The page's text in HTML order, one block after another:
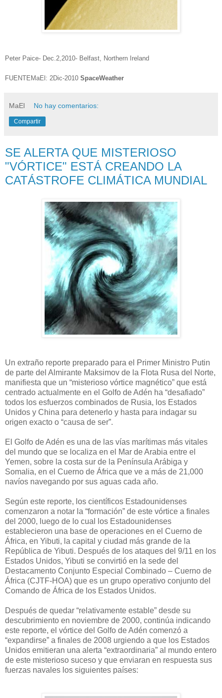
Peter Paice- Dec.2,2010- Belfast, Northern Ireland
FUENTEMaEl: 2Dic-2010 SpaceWeather
MaEl No hay comentarios:
Compartir
SE ALERTA QUE MISTERIOSO
"VÓRTICE" ESTÁ CREANDO LA
CATÁSTROFE CLIMÁTICA MUNDIAL
Un extraño reporte preparado para el Primer Ministro Putin
de parte del Almirante Maksimov de la Flota Rusa del Norte,
manifiesta que un “misterioso vórtice magnético” que está
centrado actualmente en el Golfo de Adén ha “desafiado”
todos los esfuerzos combinados de Rusia, los Estados
Unidos y China para detenerlo y hasta para indagar su
origen exacto o “causa de ser”.
El Golfo de Adén es una de las vías marítimas más vitales
del mundo que se localiza en el Mar de Arabia entre el
Yemen, sobre la costa sur de la Península Arábiga y
Somalia, en el Cuerno de África que ve a más de 21,000
navíos navegando por sus aguas cada año.
Según este reporte, los científicos Estadounidenses
comenzaron a notar la “formación” de este vórtice a finales
del 2000, luego de lo cual los Estadounidenses
establecieron una base de operaciones en el Cuerno de
África, en Yibuti, la capital y ciudad más grande de la
República de Yibuti. Después de los ataques del 9/11 en los
Estados Unidos, Yibuti se convirtió en la sede del
Destacamento Conjunto Especial Combinado – Cuerno de
África (CJTF-HOA) que es un grupo operativo conjunto del
Comando de África de los Estados Unidos.
Después de quedar “relativamente estable” desde su
descubrimiento en noviembre de 2000, continúa indicando
este reporte, el vórtice del Golfo de Adén comenzó a
“expandirse” a finales de 2008 urgiendo a que los Estados
Unidos emitieran una alerta “extraordinaria” al mundo entero
de este misterioso suceso y que enviaran en respuesta sus
fuerzas navales los siguientes países: